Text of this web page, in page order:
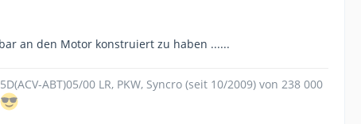
an den Motor konstruiert zu haben ......
ABT)05/00 LR, PKW, Syncro (seit 10/2009) von 238 000